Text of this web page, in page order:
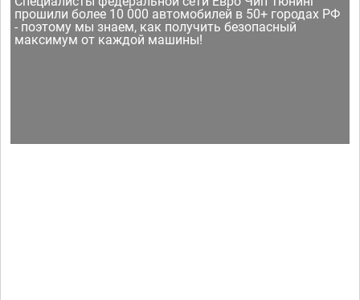
прошили более 10 000 автомобилей в 50+ городах РФ
- поэтому мы знаем, как получить безопасный
максимум от каждой машины!